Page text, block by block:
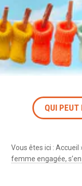
QUI PEUT
Vous êtes ici :Accueil
femme engagée,